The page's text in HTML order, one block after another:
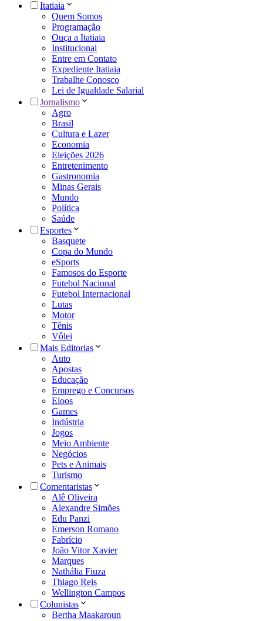
Itatiaia
Quem Somos
Programação
Ouça a Itatiaia
Institucional
Entre em Contato
Expediente Itatiaia
Trabalhe Conosco
Lei de Igualdade Salarial
Jornalismo
Agro
Brasil
Cultura e Lazer
Economia
Eleições 2026
Entretenimento
Gastronomia
Minas Gerais
Mundo
Política
Saúde
Esportes
Basquete
Copa do Mundo
eSports
Famosos do Esporte
Futebol Nacional
Futebol Internacional
Lutas
Motor
Tênis
Vôlei
Mais Editorias
Auto
Apostas
Educação
Emprego e Concursos
Eloos
Games
Indústria
Jogos
Meio Ambiente
Negócios
Pets e Animais
Turismo
Comentaristas
Alê Oliveira
Alexandre Simões
Edu Panzi
Emerson Romano
Fabrício
João Vitor Xavier
Marques
Nathália Fiuza
Thiago Reis
Wellington Campos
Colunistas
Bertha Maakaroun